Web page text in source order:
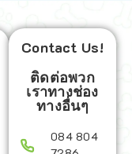
Contact Us!
ติดต่อพวก
เราทางช่อง
ทางอื่นๆ
084 804